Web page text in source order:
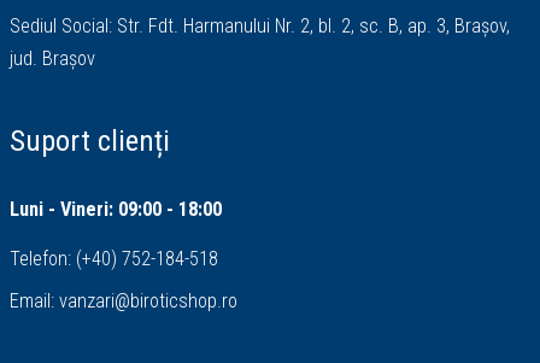
Sediul Social: Str. Fdt. Harmanului Nr. 2, bl. 2, sc. B, ap. 3, Brașov,
jud. Brașov
Suport clienți
Luni - Vineri: 09:00 - 18:00
Telefon: (+40) 752-184-518
Email: vanzari@biroticshop.ro